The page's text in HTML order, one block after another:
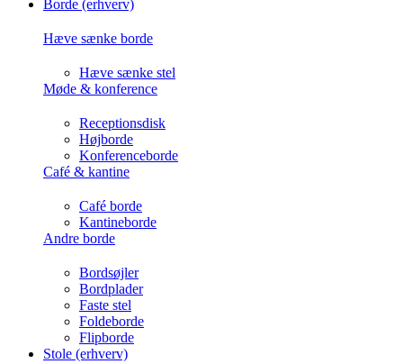
Borde (erhverv)
Hæve sænke borde
Hæve sænke stel
Møde & konference
Receptionsdisk
Højborde
Konferenceborde
Café & kantine
Café borde
Kantineborde
Andre borde
Bordsøjler
Bordplader
Faste stel
Foldeborde
Flipborde
Stole (erhverv)